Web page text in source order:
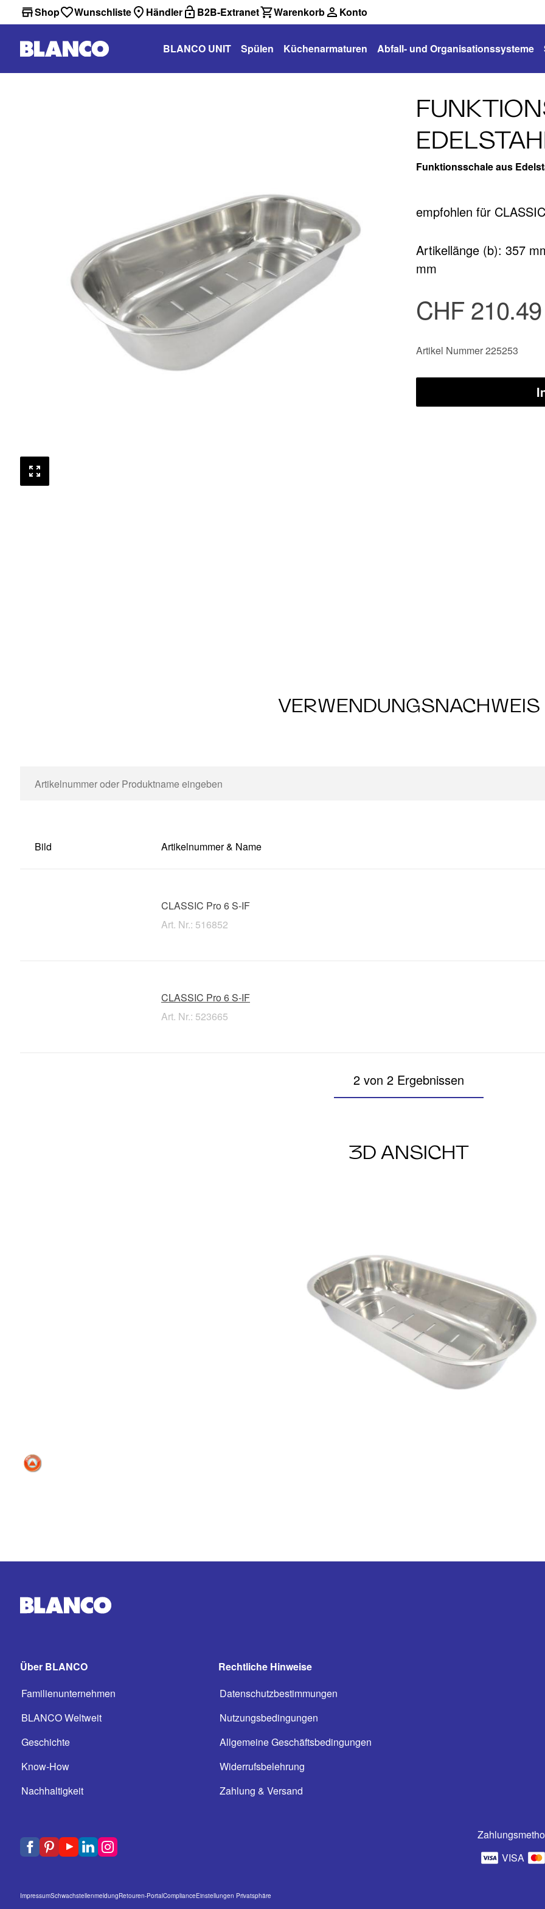
Shop Wunschliste Händler B2B-Extranet Warenkorb Konto
BLANCO UNIT Spülen Küchenarmaturen Abfall- und Organisationssysteme
Funktionsschale aus
empfohlen für
Artikellänge (b): 357
mm
CHF 210.49
Artikel Nummer 225253
VERWENDUNGSNACHWEIS
Bild Artikelnummer & Name
CLASSIC Pro 6 S-IF
Art. Nr.: 516852
CLASSIC Pro 6 S-IF
Art. Nr.: 523665
2 von 2 Ergebnissen
3D ANSICHT
Über BLANCO
Familienunternehmen
BLANCO Weltweit
Geschichte
Know-How
Nachhaltigkeit
Rechtliche Hinweise
Datenschutzbestimmungen
Nutzungsbedingungen
Allgemeine Geschäftsbedingungen
Widerrufsbelehrung
Zahlung & Versand
VISA
ImpressumSchwachstellenmeldungRetouren-PortalComplianceEinstellungen Privatsphäre